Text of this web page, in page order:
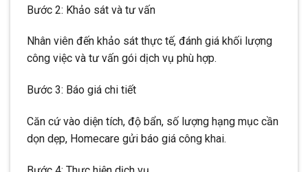
Bước 2: Khảo sát và tư vấn
Nhân viên đến khảo sát thực tế, đánh giá khối lượng
công việc và tư vấn gói dịch vụ phù hợp.
Bước 3: Báo giá chi tiết
Căn cứ vào diện tích, độ bẩn, số lượng hạng mục cần
dọn dẹp, Homecare gửi báo giá công khai.